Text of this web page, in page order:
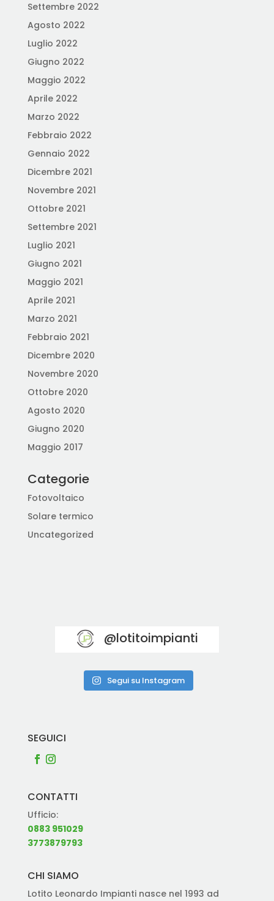
Settembre 2022
Agosto 2022
Luglio 2022
Giugno 2022
Maggio 2022
Aprile 2022
Marzo 2022
Febbraio 2022
Gennaio 2022
Dicembre 2021
Novembre 2021
Ottobre 2021
Settembre 2021
Luglio 2021
Giugno 2021
Maggio 2021
Aprile 2021
Marzo 2021
Febbraio 2021
Dicembre 2020
Novembre 2020
Ottobre 2020
Agosto 2020
Giugno 2020
Maggio 2017
Categorie
Fotovoltaico
Solare termico
Uncategorized
@lotitoimpianti
Segui su Instagram
SEGUICI
CONTATTI
Ufficio:
0883 951029
3773879793
CHI SIAMO
Lotito Leonardo Impianti nasce nel 1993 ad